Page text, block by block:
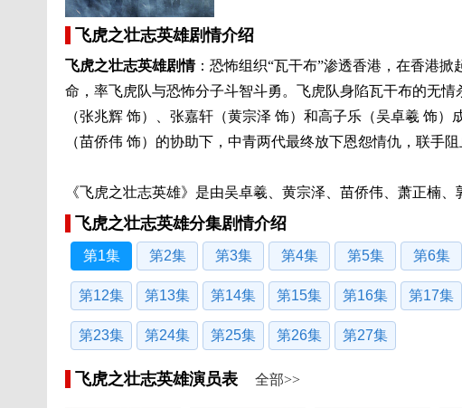
飞虎之壮志英雄剧情介绍
飞虎之壮志英雄剧情：恐怖组织“瓦干布”渗透香港，在香港
命，率飞虎队与恐怖分子斗智斗勇。飞虎队身陷瓦干布的无
（张兆辉 饰）、张嘉轩（黄宗泽 饰）和高子乐（吴卓羲 饰
（苗侨伟 饰）的协助下，中青两代最终放下恩怨情仇，联手
《飞虎之壮志英雄》是由吴卓羲、黄宗泽、苗侨伟、萧正楠
飞虎之壮志英雄分集剧情介绍
第1集 第2集 第3集 第4集 第5集 第6集
第12集 第13集 第14集 第15集 第16集 第17集
第23集 第24集 第25集 第26集 第27集
飞虎之壮志英雄演员表 全部>>